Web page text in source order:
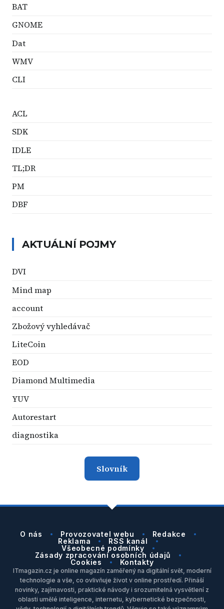
BAT
GNOME
Dat
WMV
CLI
ACL
SDK
IDLE
TL;DR
PM
DBF
AKTUÁLNÍ POJMY
DVI
Mind map
account
Zbožový vyhledávač
LiteCoin
EOD
Diamond Multimedia
YUV
Autorestart
diagnostika
Slovník
O nás Provozovatel webu
Redakce
Reklama
RSS kanál
Všeobecné podmínky
Zásady zpracování osobních údajů
Cookies
Kontakty
ITmagazin.cz je online magazín zaměřený na digitální svět, moderní
technologie a vše, co ovlivňuje život v online prostředí. Přináší
novinky, zajímavosti, praktické návody i srozumitelná vysvětlení z
oblasti umělé inteligence, internetu, kybernetické bezpečnosti,